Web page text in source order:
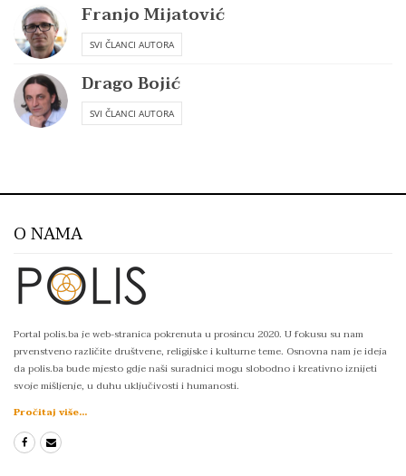
Franjo Mijatović
SVI ČLANCI AUTORA
Drago Bojić
SVI ČLANCI AUTORA
O NAMA
Portal polis.ba je web-stranica pokrenuta u prosincu 2020. U fokusu su nam
prvenstveno različite društvene, religijske i kulturne teme. Osnovna nam je ideja
da polis.ba bude mjesto gdje naši suradnici mogu slobodno i kreativno iznijeti
svoje mišljenje, u duhu uključivosti i humanosti.
Pročitaj više...